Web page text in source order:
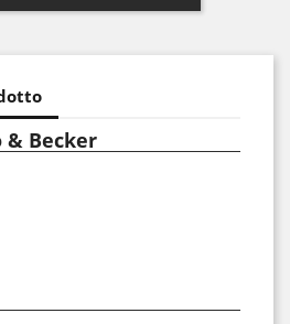
& Becker